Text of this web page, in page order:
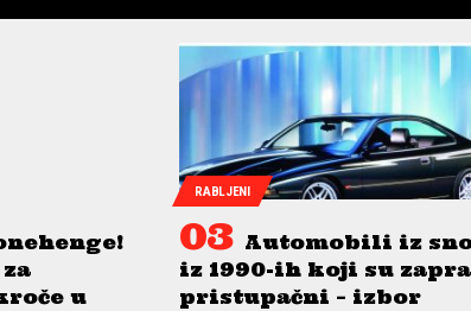
u
RABLJENI
Automobili iz
iz 1990-ih koji su
pristupačni – izbor